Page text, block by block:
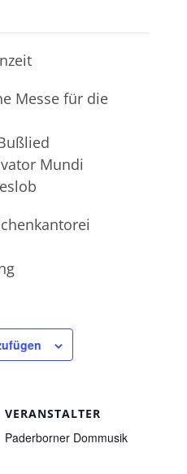
Messe für die
Mundi
VERANSTALTER
Paderborner Dommusik